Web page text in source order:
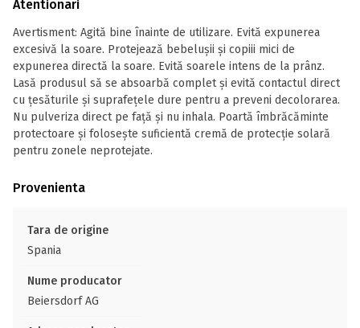
Atentionari
Avertisment: Agită bine înainte de utilizare. Evită expunerea
excesivă la soare. Protejează bebelușii și copiii mici de
expunerea directă la soare. Evită soarele intens de la prânz.
Lasă produsul să se absoarbă complet și evită contactul direct
cu țesăturile și suprafețele dure pentru a preveni decolorarea.
Nu pulveriza direct pe față și nu inhala. Poartă îmbrăcăminte
protectoare și folosește suficientă cremă de protecție solară
pentru zonele neprotejate.
Provenienta
Tara de origine
Spania
Nume producator
Beiersdorf AG